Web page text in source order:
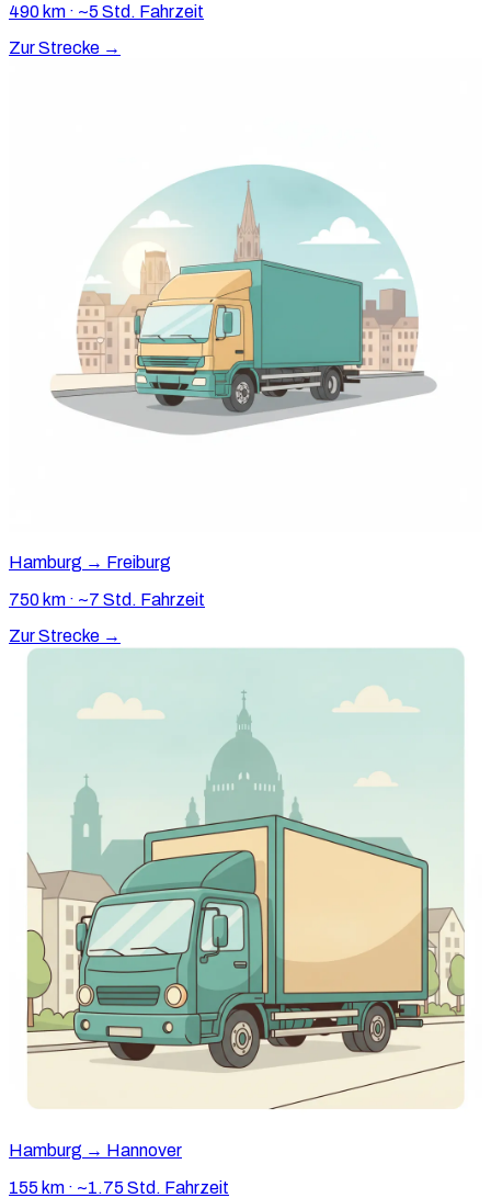
490 km · ~5 Std. Fahrzeit
Zur Strecke →
Hamburg → Freiburg
750 km · ~7 Std. Fahrzeit
Zur Strecke →
Hamburg → Hannover
155 km · ~1.75 Std. Fahrzeit